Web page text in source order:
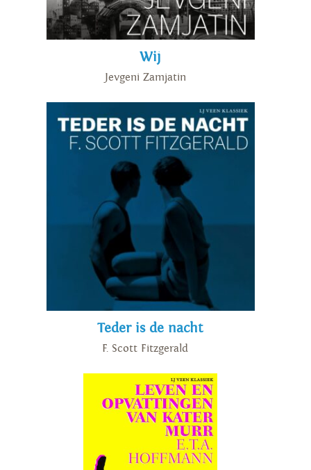
Wij
Jevgeni Zamjatin
Teder is de nacht
F. Scott Fitzgerald